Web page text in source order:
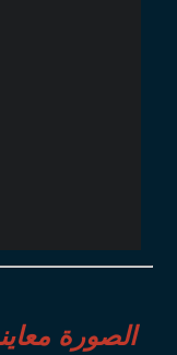
الصورة